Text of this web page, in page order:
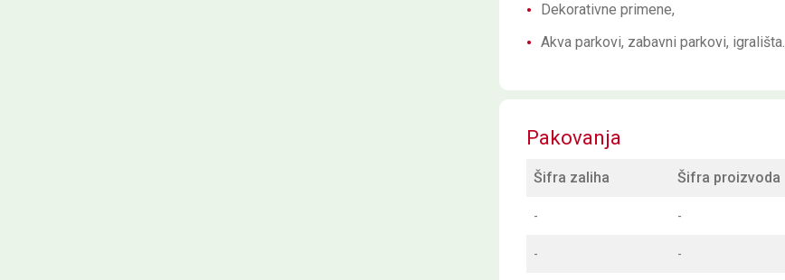
Dekorativne primene,
Akva parkovi, zabavni parkovi, igrališta.
Pakovanja
Šifra zaliha Šifra proizvoda
- -
- -